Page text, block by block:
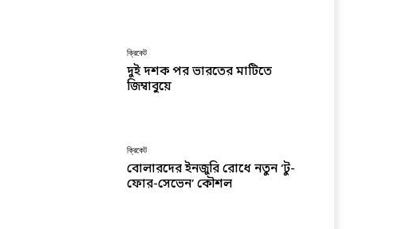
ক্রিকেট
দুই দশক পর ভারতের মাটিতে
জিম্বাবুয়ে
ক্রিকেট
বোলারদের ইনজুরি রোধে নতুন ‘টু-
ফোর-সেভেন’ কৌশল